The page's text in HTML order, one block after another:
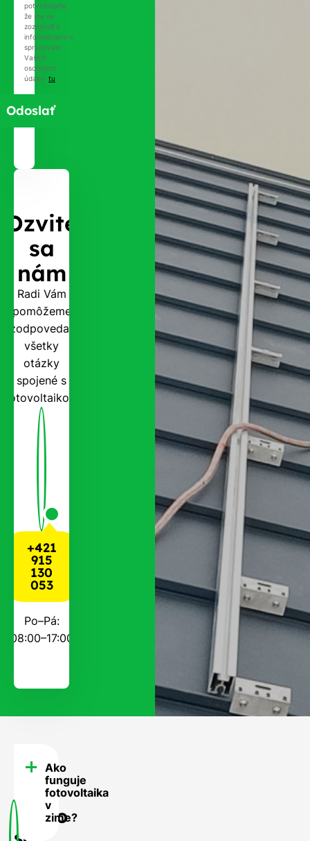
Ozvite
sa
nám
Radi Vám
pomôžeme
zodpovedať
všetky
otázky
spojené s
fotovoltaikou.
+421
915
130
053
Po–Pá:
08:00–17:00
potvrdzujete,
že ste sa
zoznámili s
informáciami o
spracovaní
Vašich
osobných
údajov tu
FAQ
-
Často
Ako
funguje
fotovoltaika
v
zime?